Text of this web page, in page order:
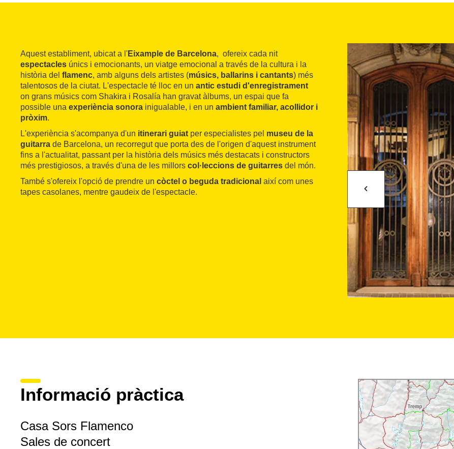
Aquest establiment, ubicat a l'Eixample de Barcelona, ofereix cada nit
espectacles únics i emocionants, un viatge emocional a través de la cultura i la
història del flamenc, amb alguns dels artistes (músics, ballarins i cantants) més
talentosos de la ciutat. L'espectacle té lloc en un antic estudi d'enregistrament
on grans músics com Shakira i Rosalía han gravat àlbums, un espai que fa
possible una experiència sonora inigualable, i en un ambient familiar, acollidor i
pròxim.
L'experiència s'acompanya d'un itinerari guiat per especialistes pel museu de la
guitarra de Barcelona, un recorregut que porta des de l'origen d'aquest instrument
fins a l'actualitat, passant per la història dels músics més destacats i constructors
més prestigiosos, a través d'una de les millors col·leccions de guitarres del món.
També s'ofereix l'opció de prendre un còctel o beguda tradicional així com unes
tapes casolanes, mentre gaudeix de l'espectacle.
Informació pràctica
Casa Sors Flamenco
Sales de concert